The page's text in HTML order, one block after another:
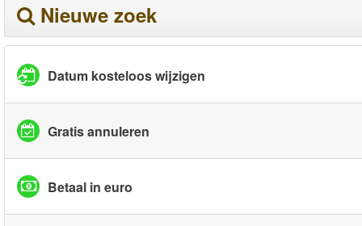
Nieuwe zoek
Datum kosteloos wijzigen
Gratis annuleren
Betaal in euro